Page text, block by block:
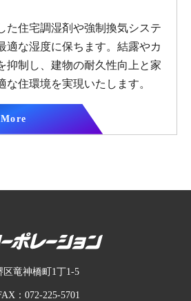
た住宅調湿剤や強制換気システ
適な湿度に保ちます。結露やカ
抑制し、建物の耐久性向上と家
な住環境を実現いたします。
区竜神橋町1丁1-5
：072-225-5701